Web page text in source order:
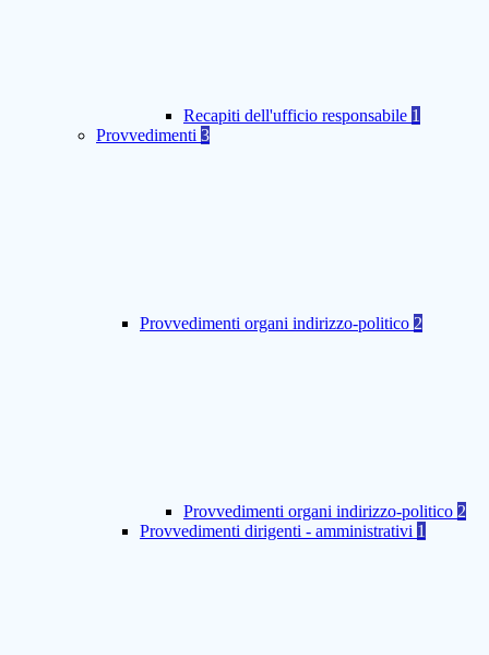
Recapiti dell'ufficio responsabile 1
Provvedimenti 3
Provvedimenti organi indirizzo-politico 2
Provvedimenti organi indirizzo-politico 2
Provvedimenti dirigenti - amministrativi 1